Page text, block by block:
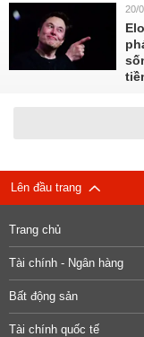
20/
Lên đầu trang
Trang chủ
Tài chính - Ngân hàng
Bất động sản
Tài chính quốc tế